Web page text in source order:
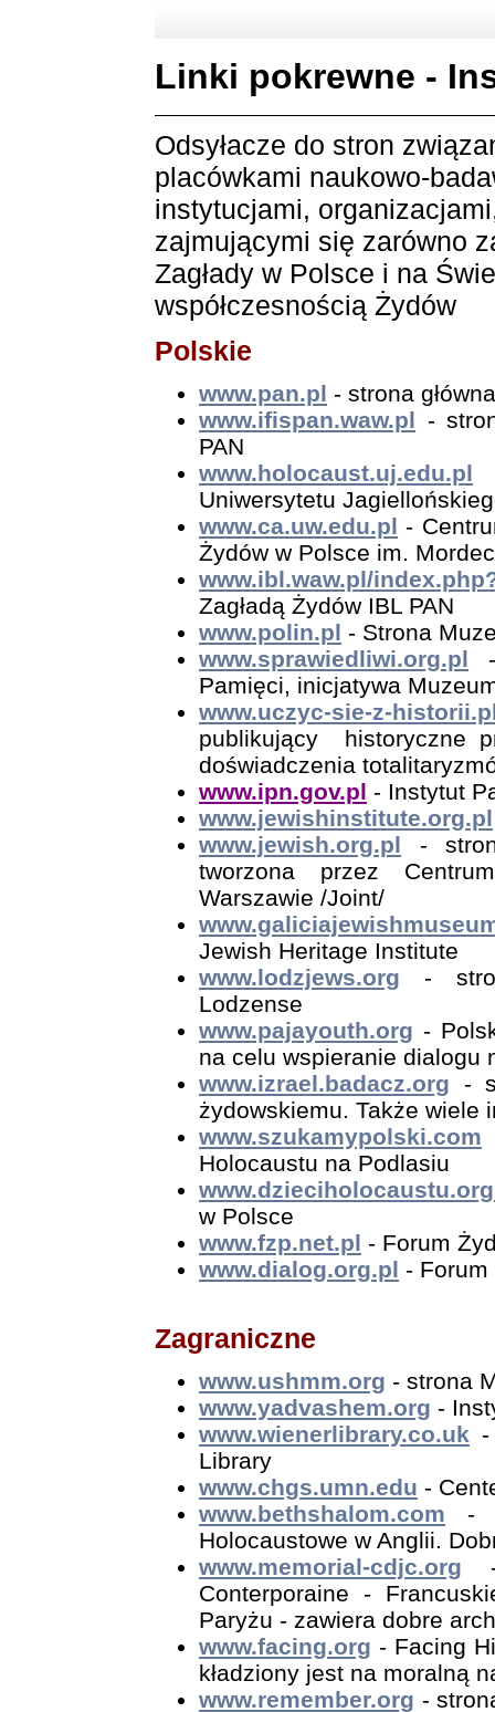
Linki pokrewne -
Odsyłacze do stron
placówkami naukowo-
instytucjami,
zajmującymi się zarówno
Zagłady w Polsce i na
współczesnością Żydów
Polskie
www.pan.pl - strona
www.ifispan.waw.pl -
PAN
www.holocaust.uj.edu.pl
Uniwersytetu
www.ca.uw.edu.pl -
Żydów w Polsce im.
www.ibl.waw.pl/
Zagładą Żydów IBL PAN
www.polin.pl - Strona
www.sprawiedliwi.org.pl -
Pamięci, inicjatywa
www.uczyc-sie-z-
publikujący historyczne
doświadczenia
www.ipn.gov.pl - Instytut
www.jewishinstitute.org.pl
www.jewish.org.pl -
tworzona przez
Warszawie /Joint/
Jewish Heritage Institute
www.lodzjews.org -
Lodzense
www.pajayouth.org -
na celu wspieranie dialogu
www.izrael.badacz.org -
żydowskiemu. Także wiele
www.szukamypolski.com
Holocaustu na Podlasiu
w Polsce
www.fzp.net.pl - Forum
www.dialog.org.pl -
Zagraniczne
www.ushmm.org - strona
www.yadvashem.org -
www.wienerlibrary.co.uk -
Library
www.chgs.umn.edu -
www.bethshalom.com -
Holocaustowe w Anglii.
www.memorial-cdjc.org -
Conterporaine -
Paryżu - zawiera dobre
www.facing.org - Facing
kładziony jest na moralną
www.remember.org -